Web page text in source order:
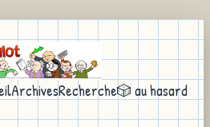
ArchivesRecherche🎲 au hasard